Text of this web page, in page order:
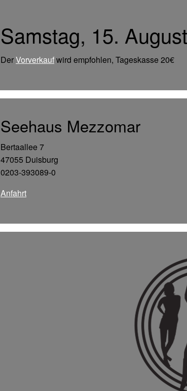
Samstag, 15.
DerVorverkaufwird empfohlen, Tageskasse 20€
Seehaus Mezzomar
Bertaallee 7
47055 Duisburg
0203-393089-0
Anfahrt